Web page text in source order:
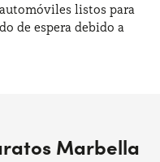
listos para
de espera debido a
Marbella